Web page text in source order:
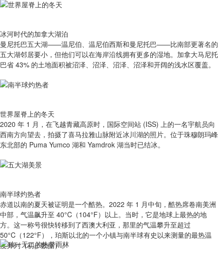
冰河时代的加拿大湖泊
曼尼托巴五大湖——温尼伯、温尼伯西斯和曼尼托巴——比南部更著名的
五大湖邻居要小，但他们可以在海岸沿线拥有更多的湿地。加拿大马尼托
巴省 43% 的土地面积被沼泽、沼泽、沼泽、沼泽和开阔的浅水区覆盖。
世界屋脊上的冬天
2020 年 1 月，在飞越青藏高原时，国际空间站 (ISS) 上的一名宇航员向
西南方向望去，拍摄了喜马拉雅山脉附近冰川湖的照片。位于珠穆朗玛峰
东北部的 Puma Yumco 湖和 Yamdrok 湖当时已结冰。
南半球灼热者
赤道以南的夏天被证明是一个酷热。2022 年 1 月中旬，酷热席卷南美洲
中部，气温飙升至 40°C（104°F）以上。当时，它是地球上最热的地
方。这一称号很快转移到了西澳大利亚，那里的气温攀升至超过
50°C（122°F），珀斯以北的一个小镇与南半球有史以来测量的最热温
度并列（初步数据）。